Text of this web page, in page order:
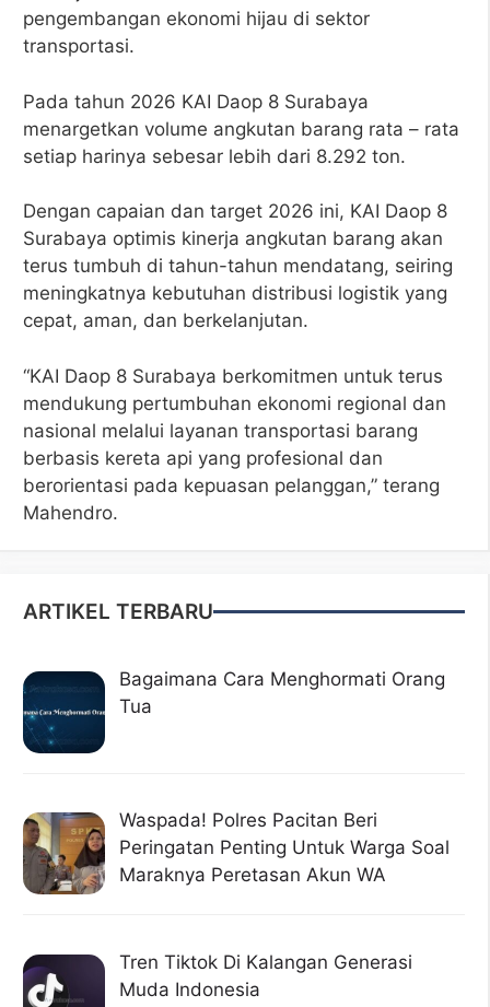
pengembangan ekonomi hijau di sektor
transportasi.
Pada tahun 2026 KAI Daop 8 Surabaya
menargetkan volume angkutan barang rata – rata
setiap harinya sebesar lebih dari 8.292 ton.
Dengan capaian dan target 2026 ini, KAI Daop 8
Surabaya optimis kinerja angkutan barang akan
terus tumbuh di tahun-tahun mendatang, seiring
meningkatnya kebutuhan distribusi logistik yang
cepat, aman, dan berkelanjutan.
“KAI Daop 8 Surabaya berkomitmen untuk terus
mendukung pertumbuhan ekonomi regional dan
nasional melalui layanan transportasi barang
berbasis kereta api yang profesional dan
berorientasi pada kepuasan pelanggan,” terang
Mahendro.
ARTIKEL TERBARU
Bagaimana Cara Menghormati Orang
Tua
Waspada! Polres Pacitan Beri
Peringatan Penting Untuk Warga Soal
Maraknya Peretasan Akun WA
Tren Tiktok Di Kalangan Generasi
Muda Indonesia